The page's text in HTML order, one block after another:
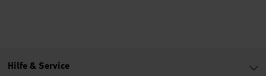
Hilfe & Service